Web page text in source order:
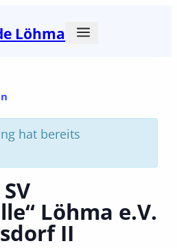
Löhma
hat bereits
Löhma e.V.
II